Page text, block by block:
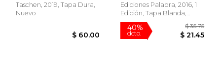
26% 40%
dcto. $
Taschen, 2019, Tapa Dura,
Nuevo
Ediciones Palabra, 2016, 1
Edición, Tapa Blanda,
Nuevo